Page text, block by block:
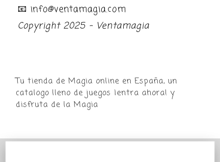
📧 info@ventamagia.com
Copyright 2025 - Ventamagia
Tu tienda de Magia online en España, un
catalogo lleno de juegos ¡entra ahora! y
disfruta de la Magia